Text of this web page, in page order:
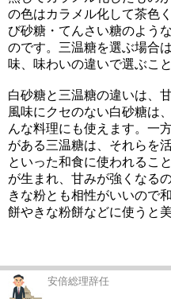
の色はカラメル化して茶色
び砂糖・てんさい糖のよう
のです。三温糖を選ぶ場合
味、味わいの違いで選ぶこ
白砂糖と三温糖の違いは、
風味にクセのない白砂糖は
んな料理にも使えます。一
がある三温糖は、それらを
といった和食に使われるこ
が生まれ、甘みが強くなる
きな粉とも相性がいいので
餅やきな粉餅などに使うと
安倍総理辞任